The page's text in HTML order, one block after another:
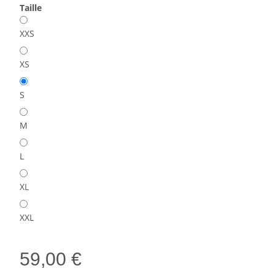
Taille
XXS
XS
S
M
L
XL
XXL
59,00 €